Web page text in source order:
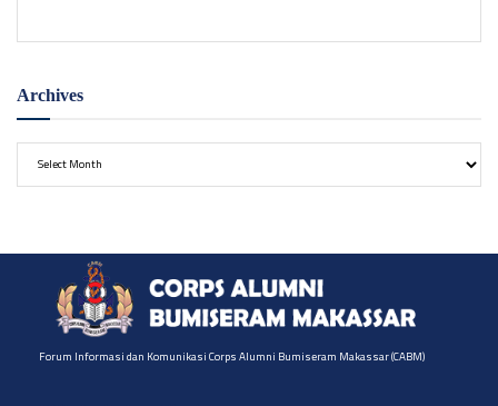
Archives
Archives
Forum Informasi dan Komunikasi Corps Alumni Bumiseram Makassar (CABM)